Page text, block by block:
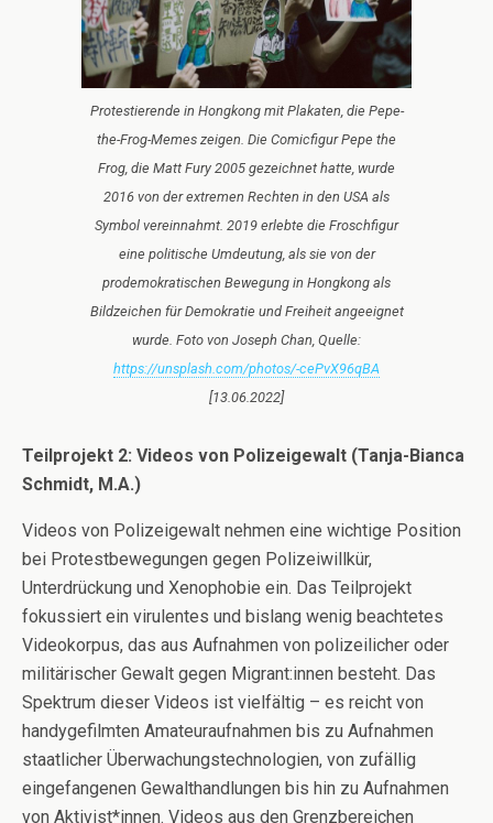
Protestierende in Hongkong mit Plakaten, die Pepe-
the-Frog-Memes zeigen. Die Comicfigur Pepe the
Frog, die Matt Fury 2005 gezeichnet hatte, wurde
2016 von der extremen Rechten in den USA als
Symbol vereinnahmt. 2019 erlebte die Froschfigur
eine politische Umdeutung, als sie von der
prodemokratischen Bewegung in Hongkong als
Bildzeichen für Demokratie und Freiheit angeeignet
wurde. Foto von Joseph Chan, Quelle:
https://unsplash.com/photos/-cePvX96qBA
[13.06.2022]
Teilprojekt 2: Videos von Polizeigewalt (Tanja-Bianca
Schmidt, M.A.)
Videos von Polizeigewalt nehmen eine wichtige Position
bei Protestbewegungen gegen Polizeiwillkür,
Unterdrückung und Xenophobie ein. Das Teilprojekt
fokussiert ein virulentes und bislang wenig beachtetes
Videokorpus, das aus Aufnahmen von polizeilicher oder
militärischer Gewalt gegen Migrant:innen besteht. Das
Spektrum dieser Videos ist vielfältig – es reicht von
handygefilmten Amateuraufnahmen bis zu Aufnahmen
staatlicher Überwachungstechnologien, von zufällig
eingefangenen Gewalthandlungen bis hin zu Aufnahmen
von Aktivist*innen. Videos aus den Grenzbereichen